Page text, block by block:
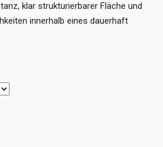
klar strukturierbarer Fläche und
innerhalb eines dauerhaft